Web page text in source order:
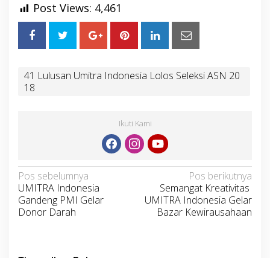
Post Views: 4,461
41 Lulusan Umitra Indonesia Lolos Seleksi ASN 20
18
Ikuti Kami
Navigasi
pos
Pos sebelumnya
UMITRA Indonesia
Gandeng PMI Gelar
Donor Darah
Pos berikutnya
Semangat Kreativitas
UMITRA Indonesia Gelar
Bazar Kewirausahaan